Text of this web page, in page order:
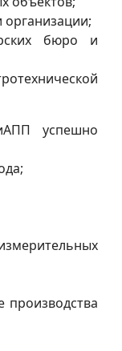
бюро и
успешно
производства